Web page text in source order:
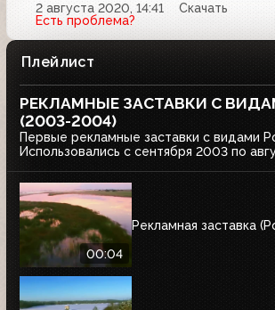
2 августа 2020, 14:41
Скачать
Есть проблема?
Плейлист
РЕКЛАМНЫЕ ЗАСТАВКИ С
(2003-2004)
Первые рекламные заставки с видами
Использовались с сентября 2003 по
00:04
Рекламная заставка